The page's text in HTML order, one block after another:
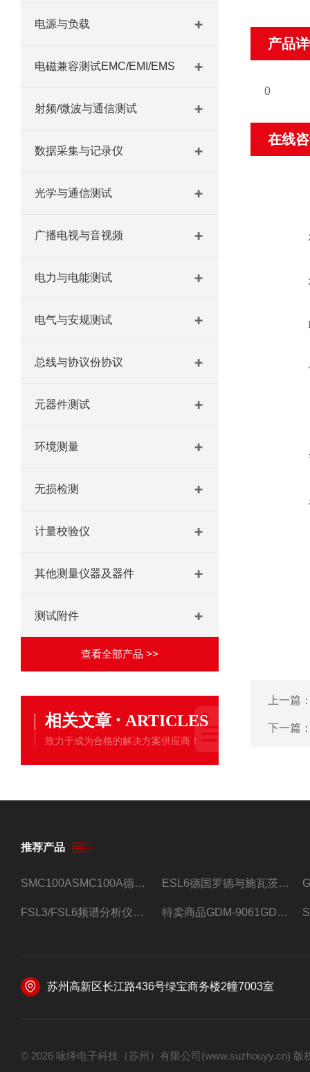
电源与负载
电磁兼容测试EMC/EMI/EMS
射频/微波与通信测试
数据采集与记录仪
光学与通信测试
广播电视与音视频
电力与电能测试
电气与安规测试
总线与协议份协议
元器件测试
环境测量
无损检测
计量校验仪
其他测量仪器及器件
测试附件
查看全部产品 >>
相关文章 · ARTICLES
致力于成为合格的解决方案供应商！
产品
0
在线
上一篇
下一篇
推荐产品
SMC100ASMC100A德国罗德与施瓦茨射频信号源 ESL6德国罗德与施瓦茨预认证EMI接收机
FSL3/FSL6频谱分析仪FSL3/FSL6罗德与施瓦茨 特卖商品GDM-9061GDM-9061台式万用表
苏州高新区长江路436号绿宝商务楼2幢7003室
© 2026 咏绎电子科技（苏州）有限公司(www.suzhouyy.cn)